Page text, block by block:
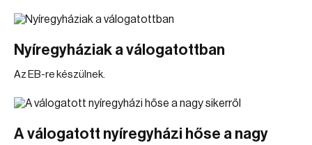
Nyíregyháziak a válogatottban
Az EB-re készülnek.
A válogatott nyíregyházi hőse a nagy